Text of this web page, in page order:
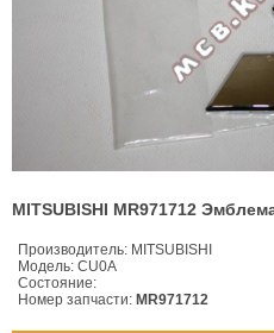
MITSUBISHI MR971712
Производитель: MITSUBISHI
Модель: CU0A
Состояние:
Номер запчасти: MR971712